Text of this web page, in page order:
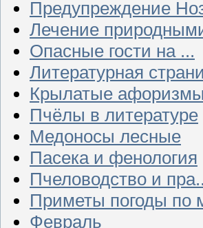
Предупреждение
Лечение
Опасные гости на ...
Литературная
Крылатые
Пчёлы в литературе
Медоносы лесные
Пасека и фенология
Пчеловодство и
Приметы погоды по
Февраль